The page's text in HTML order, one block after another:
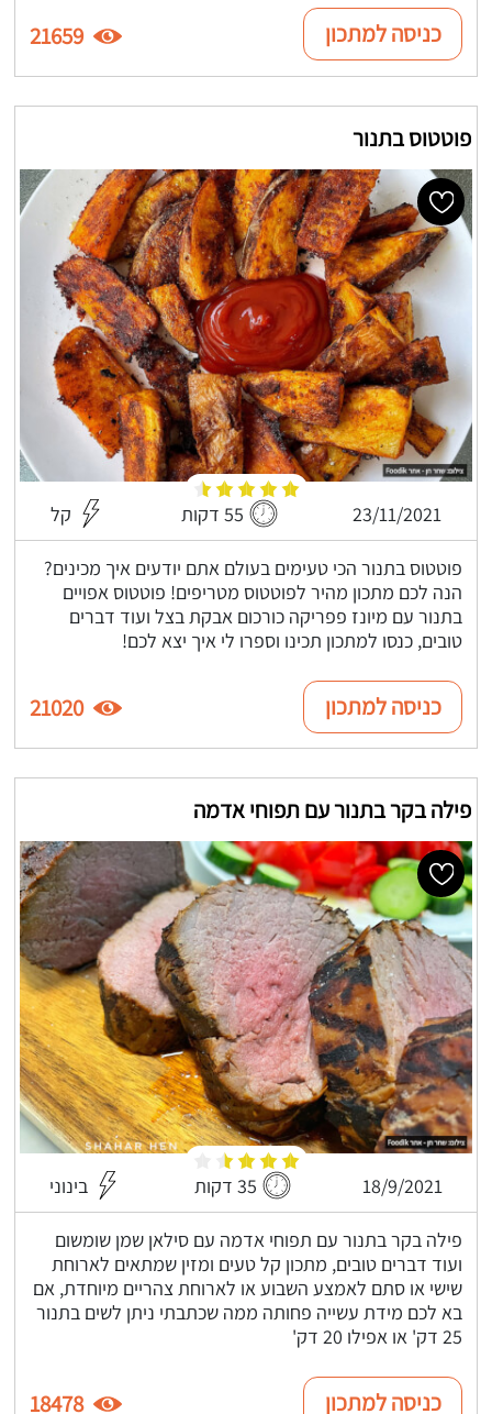
כניסה למתכון 21659
פוטטוס בתנור
23/11/2021 55 דקות קל
פוטטוס בתנור הכי טעימים בעולם אתם יודעים איך מכינים?
הנה לכם מתכון מהיר לפוטטוס מטריפים! פוטטוס אפויים
בתנור עם מיונז פפריקה כורכום אבקת בצל ועוד דברים
טובים, כנסו למתכון תכינו וספרו לי איך יצא לכם!
כניסה למתכון 21020
פילה בקר בתנור עם תפוחי אדמה
18/9/2021 35 דקות בינוני
פילה בקר בתנור עם תפוחי אדמה עם סילאן שמן שומשום
ועוד דברים טובים, מתכון קל טעים ומזין שמתאים לארוחת
שישי או סתם לאמצע השבוע או לארוחת צהריים מיוחדת, אם
בא לכם מידת עשייה פחותה ממה שכתבתי ניתן לשים בתנור
25 דק' או אפילו 20 דק'
כניסה למתכון 18478